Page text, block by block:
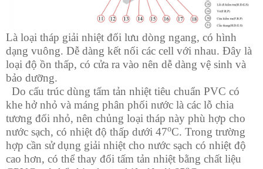
Là loại tháp giải nhiệt đối lưu dòng ngang, có hình
dạng vuông. Dễ dàng kết nối các cell với nhau. Đây là
loại độ ồn thấp, có cửa ra vào nên dễ dàng vệ sinh và
bảo dưỡng.
Do cấu trúc dùng tấm tản nhiệt tiêu chuẩn PVC có
khe hở nhỏ và máng phân phối nước là các lỗ chia
tương đối nhỏ, nên chủng loại tháp này phù hợp cho
nước sạch, có nhiệt độ thấp dưới 47oC. Trong trường
hợp cần sử dụng giải nhiệt cho nước sạch có nhiệt độ
cao hơn, có thể thay đổi tấm tản nhiệt bằng chất liệu